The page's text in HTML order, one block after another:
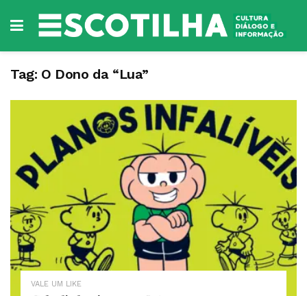
Tag: O Dono da “Lua”
VALE UM LIKE